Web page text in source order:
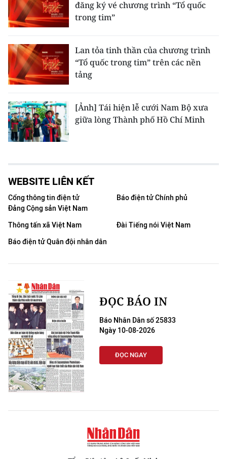
đăng ký vé chương trình “Tổ quốc
trong tim”
Lan tỏa tinh thần của chương trình
“Tổ quốc trong tim” trên các nền
tảng
[Ảnh] Tái hiện lễ cưới Nam Bộ xưa
giữa lòng Thành phố Hồ Chí Minh
WEBSITE LIÊN KẾT
Cổng thông tin điện tử
Đảng Cộng sản Việt Nam
Báo điện tử Chính phủ
Thông tấn xã Việt Nam
Đài Tiếng nói Việt Nam
Báo điện tử Quân đội nhân dân
ĐỌC BÁO IN
Báo Nhân Dân số 25833
Ngày 10-08-2026
ĐỌC NGAY